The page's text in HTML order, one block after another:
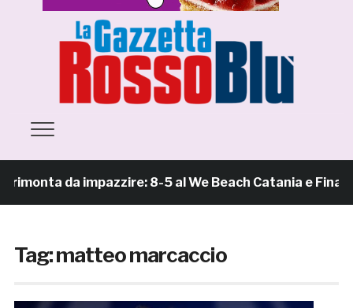
da impazzire: 8-5 al We Beach Catania e Finale
Tag:matteo marcaccio